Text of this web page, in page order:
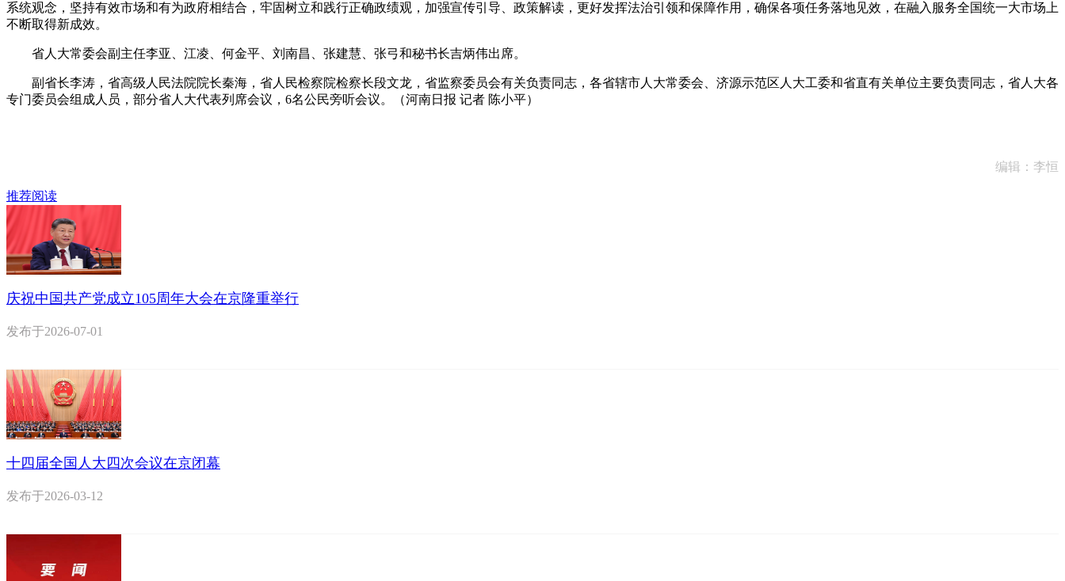
系统观念，坚持有效市场和有为政府相结合，牢固树立和践行正确政绩观，加强宣传引导、政策解读，更好发挥法治引领和保障作用，确保各项任务落地见效，在融入服务全国统一大市场上
不断取得新成效。
省人大常委会副主任李亚、江凌、何金平、刘南昌、张建慧、张弓和秘书长吉炳伟出席。
副省长李涛，省高级人民法院院长秦海，省人民检察院检察长段文龙，省监察委员会有关负责同志，各省辖市人大常委会、济源示范区人大工委和省直有关单位主要负责同志，省人大各
专门委员会组成人员，部分省人大代表列席会议，6名公民旁听会议。（河南日报 记者 陈小平）
编辑：李恒
推荐阅读
庆祝中国共产党成立105周年大会在京隆重举行
发布于2026-07-01
十四届全国人大四次会议在京闭幕
发布于2026-03-12